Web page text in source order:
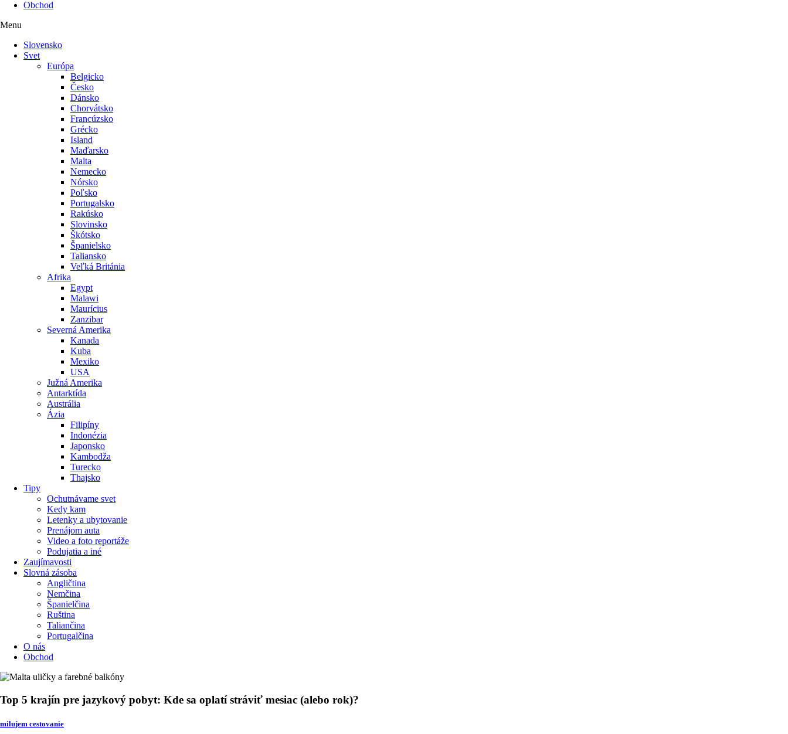
Obchod
Menu
Slovensko
Svet
Európa
Belgicko
Česko
Dánsko
Chorvátsko
Francúzsko
Grécko
Island
Maďarsko
Malta
Nemecko
Nórsko
Poľsko
Portugalsko
Rakúsko
Slovinsko
Škótsko
Španielsko
Taliansko
Veľká Británia
Afrika
Egypt
Malawi
Maurícius
Zanzibar
Severná Amerika
Kanada
Kuba
Mexiko
USA
Južná Amerika
Antarktída
Austrália
Ázia
Filipíny
Indonézia
Japonsko
Kambodža
Turecko
Thajsko
Tipy
Ochutnávame svet
Kedy kam
Letenky a ubytovanie
Prenájom auta
Video a foto reportáže
Podujatia a iné
Zaujímavosti
Slovná zásoba
Angličtina
Nemčina
Španielčina
Ruština
Taliančina
Portugalčina
O nás
Obchod
Top 5 krajín pre jazykový pobyt: Kde sa oplatí stráviť mesiac (alebo rok)?
milujem cestovanie